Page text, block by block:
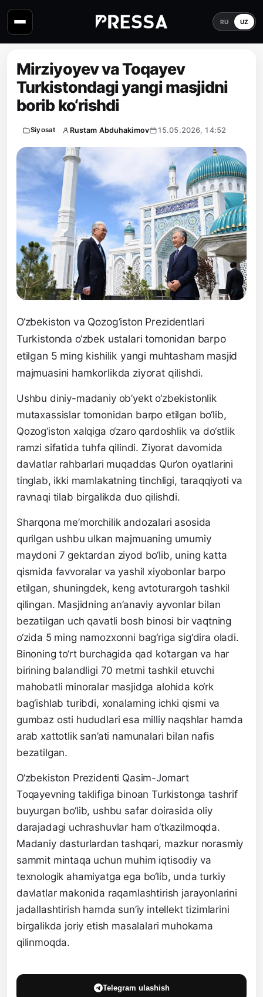
RU UZ
Mirziyoyev va Toqayev
Turkistondagi yangi masjidni
borib ko‘rishdi
Siyosat Rustam Abduhakimov 15.05.2026, 14:52
O‘zbekiston va Qozog‘iston Prezidentlari
Turkistonda o‘zbek ustalari tomonidan barpo
etilgan 5 ming kishilik yangi muhtasham masjid
majmuasini hamkorlikda ziyorat qilishdi.
Ushbu diniy-madaniy ob’yekt o‘zbekistonlik
mutaxassislar tomonidan barpo etilgan bo‘lib,
Qozog‘iston xalqiga o‘zaro qardoshlik va do‘stlik
ramzi sifatida tuhfa qilindi. Ziyorat davomida
davlatlar rahbarlari muqaddas Qur’on oyatlarini
tinglab, ikki mamlakatning tinchligi, taraqqiyoti va
ravnaqi tilab birgalikda duo qilishdi.
Sharqona me’morchilik andozalari asosida
qurilgan ushbu ulkan majmuaning umumiy
maydoni 7 gektardan ziyod bo‘lib, uning katta
qismida favvoralar va yashil xiyobonlar barpo
etilgan, shuningdek, keng avtoturargoh tashkil
qilingan. Masjidning an’anaviy ayvonlar bilan
bezatilgan uch qavatli bosh binosi bir vaqtning
o‘zida 5 ming namozxonni bag‘riga sig‘dira oladi.
Binoning to‘rt burchagida qad ko‘targan va har
birining balandligi 70 metrni tashkil etuvchi
mahobatli minoralar masjidga alohida ko‘rk
bag‘ishlab turibdi, xonalarning ichki qismi va
gumbaz osti hududlari esa milliy naqshlar hamda
arab xattotlik san’ati namunalari bilan nafis
bezatilgan.
O‘zbekiston Prezidenti Qasim-Jomart
Toqayevning taklifiga binoan Turkistonga tashrif
buyurgan bo‘lib, ushbu safar doirasida oliy
darajadagi uchrashuvlar ham o‘tkazilmoqda.
Madaniy dasturlardan tashqari, mazkur norasmiy
sammit mintaqa uchun muhim iqtisodiy va
texnologik ahamiyatga ega bo‘lib, unda turkiy
davlatlar makonida raqamlashtirish jarayonlarini
jadallashtirish hamda sun’iy intellekt tizimlarini
birgalikda joriy etish masalalari muhokama
qilinmoqda.
Telegram ulashish